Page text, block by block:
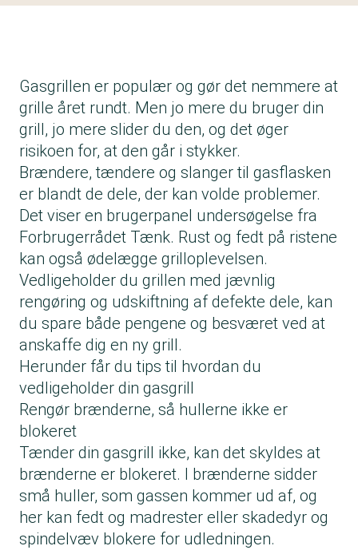
Gasgrillen er populær og gør det nemmere at
grille året rundt. Men jo mere du bruger din
grill, jo mere slider du den, og det øger
risikoen for, at den går i stykker.
Brændere, tændere og slanger til gasflasken
er blandt de dele, der kan volde problemer.
Det viser en brugerpanel undersøgelse fra
Forbrugerrådet Tænk. Rust og fedt på ristene
kan også ødelægge grilloplevelsen.
Vedligeholder du grillen med jævnlig
rengøring og udskiftning af defekte dele, kan
du spare både pengene og besværet ved at
anskaffe dig en ny grill.
Herunder får du tips til hvordan du
vedligeholder din gasgrill
Rengør brænderne, så hullerne ikke er
blokeret
Tænder din gasgrill ikke, kan det skyldes at
brænderne er blokeret. I brænderne sidder
små huller, som gassen kommer ud af, og
her kan fedt og madrester eller skadedyr og
spindelvæv blokere for udledningen.